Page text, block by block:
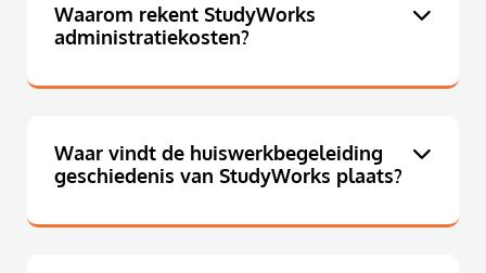
Waarom rekent StudyWorks
administratiekosten?
Waar vindt de huiswerkbegeleiding
geschiedenis van StudyWorks plaats?